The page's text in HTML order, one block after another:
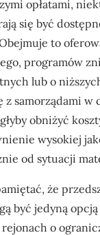
opłatami,
się być
to
programów
lub o
z samorządami w
obniżyć
wysokiej
od sytuacji
że
być jedyną
o